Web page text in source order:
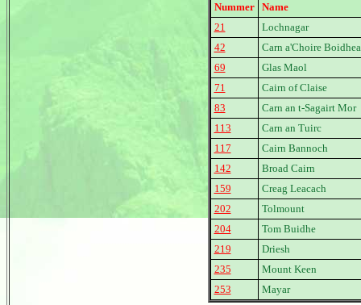
Nummer
Name
21
Lochnagar
42
Carn a'Choire
69
Glas Maol
71
Cairn of Claise
83
Carn an t-Sagairt Mor
113
Carn an Tuirc
117
Cairn Bannoch
142
Broad Cairn
159
Creag Leacach
202
Tolmount
204
Tom Buidhe
219
Driesh
235
Mount Keen
253
Mayar